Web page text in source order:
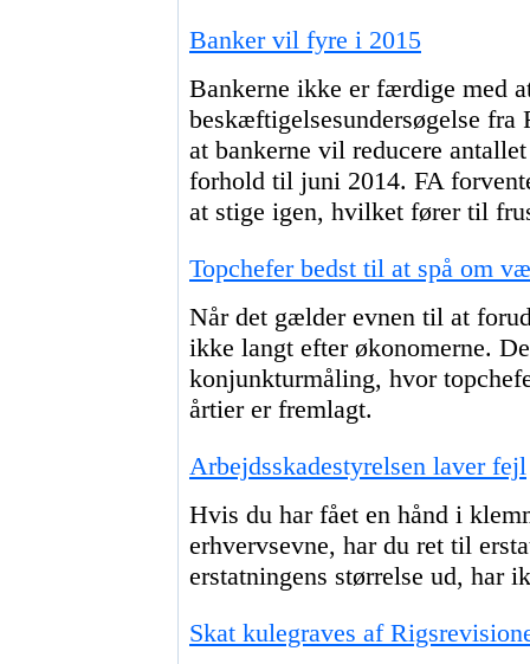
Banker vil fyre i 2015
Bankerne ikke er færdige med
beskæftigelsesundersøgelse
at bankerne vil reducere
forhold til juni 2014. FA
at stige igen, hvilket fører til
Topchefer bedst til at spå om
Når det gælder evnen til at
ikke langt efter økonomerne.
konjunkturmåling, hvor
årtier er fremlagt.
Arbejdsskadestyrelsen laver fejl
Hvis du har fået en hånd i
erhvervsevne, har du ret til
erstatningens størrelse ud, har
Skat kulegraves af